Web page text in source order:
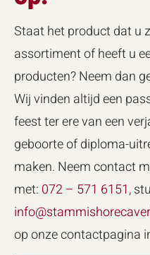
Staat het product dat u
assortiment of heeft u
producten? Neem dan
Wij vinden altijd een
feest ter ere van een
geboorte of diploma-
maken. Neem contact
met: 072 – 571 6151,
op onze contactpagina